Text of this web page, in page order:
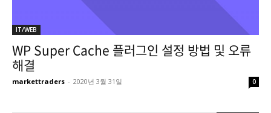
IT/WEB
WP Super Cache 플러그인 설정 방법 및 오류
해결
markettraders - 2020년 3월 31일 0